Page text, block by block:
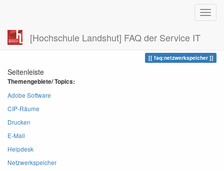
[Hochschule Landshut] FAQ der Service IT
Zuletzt angesehen netzwerkspeicher
faq:netzwerkspeicher
Seitenleiste
Themengebiete/ Topics:
Adobe Software
CIP-Räume
Drucken
E-Mail
Helpdesk
Netzwerkspeicher